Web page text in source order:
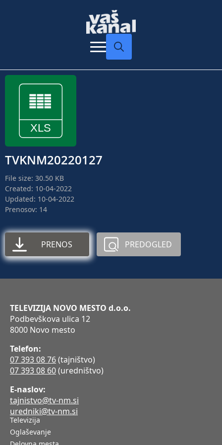
TVKNM20220127
File size: 30.50 KB
Created: 10-04-2022
Updated: 10-04-2022
Prenosov: 14
PRENOS PREDOGLED
TELEVIZIJA NOVO MESTO d.o.o.
Podbevškova ulica 12
8000 Novo mesto
Telefon:
07 393 08 76(tajništvo)
07 393 08 60(uredništvo)
E-naslov:
tajnistvo@tv-nm.si
uredniki@tv-nm.si
Televizija
Oglaševanje